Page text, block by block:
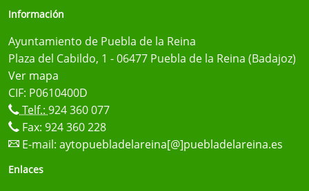
Información
Ayuntamiento de Puebla de la Reina
Plaza del Cabildo, 1 - 06477 Puebla de la Reina (Badajoz)
Ver mapa
CIF: P0610400D
Telf.: 924 360 077
Fax: 924 360 228
E-mail: aytopuebladelareina[@]puebladelareina.es
Enlaces